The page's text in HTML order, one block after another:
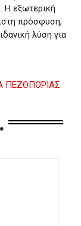
Η εξωτερική
πρόσφυση,
λύση για
ΠΕΖΟΠΟΡΙΑΣ